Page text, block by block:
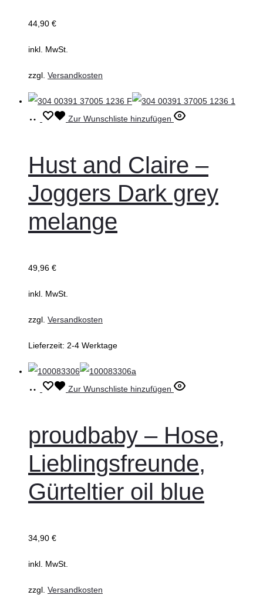
Optionen
der
gewählt
44,90 €
inkl. MwSt.
zzgl. Versandkosten
Ausführung
Dieses
mehrere
Varianten
auf.
Die
der
werden
Zur Wunschliste hinzufügen
Hust and Claire –
Joggers Dark grey
melange
49,96 €
inkl. MwSt.
zzgl. Versandkosten
Lieferzeit: 2-4 Werktage
Ausführung
Dieses
mehrere
Varianten
auf.
Die
der
Zur Wunschliste hinzufügen
proudbaby – Hose,
Lieblingsfreunde,
Gürteltier oil blue
34,90 €
inkl. MwSt.
zzgl. Versandkosten